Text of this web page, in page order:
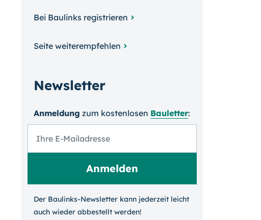
Bei Baulinks registrieren
Seite weiterempfehlen
Newsletter
Anmeldung zum kosten­losen Bauletter:
Der Baulinks-Newsletter kann jeder­zeit leicht
auch wieder ab­bestellt werden!